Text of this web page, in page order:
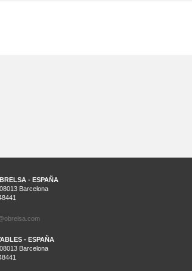
- ESPAÑA
Barcelona
- ESPAÑA
Barcelona